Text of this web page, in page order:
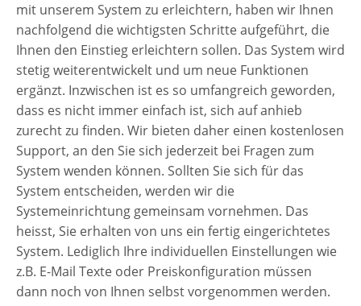
mit unserem System zu erleichtern, haben wir Ihnen
nachfolgend die wichtigsten Schritte aufgeführt, die
Ihnen den Einstieg erleichtern sollen. Das System wird
stetig weiterentwickelt und um neue Funktionen
ergänzt. Inzwischen ist es so umfangreich geworden,
dass es nicht immer einfach ist, sich auf anhieb
zurecht zu finden. Wir bieten daher einen kostenlosen
Support, an den Sie sich jederzeit bei Fragen zum
System wenden können. Sollten Sie sich für das
System entscheiden, werden wir die
Systemeinrichtung gemeinsam vornehmen. Das
heisst, Sie erhalten von uns ein fertig eingerichtetes
System. Lediglich Ihre individuellen Einstellungen wie
z.B. E-Mail Texte oder Preiskonfiguration müssen
dann noch von Ihnen selbst vorgenommen werden.